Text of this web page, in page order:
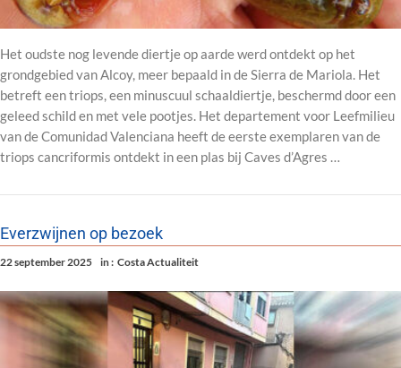
Het oudste nog levende diertje op aarde werd ontdekt op het
grondgebied van Alcoy, meer bepaald in de Sierra de Mariola. Het
betreft een triops, een minuscuul schaaldiertje, beschermd door een
geleed schild en met vele pootjes. Het departement voor Leefmilieu
van de Comunidad Valenciana heeft de eerste exemplaren van de
triops cancriformis ontdekt in een plas bij Caves d’Agres …
Everzwijnen op bezoek
22 september 2025 in : Costa Actualiteit